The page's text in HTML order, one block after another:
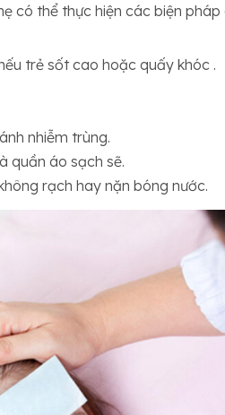
có thể thực hiện các biện
trẻ sốt cao hoặc quấy khóc .
nhiễm trùng.
quần áo sạch sẽ.
rạch hay nặn bóng nước.